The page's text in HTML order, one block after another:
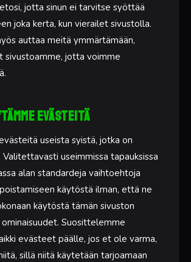
jotta sinun ei tarvitse syöttää
joka kerta, kun vierailet sivustolla.
auttaa meitä ymmärtämään,
sivustoamme, jotta voimme
evästeitä
useista syistä, jotka on
useimmissa tapauksissa
alan standardeja vaihtoehtoja
käytöstä ilman, että ne
käytöstä tämän sivuston
Suosittelemme
evästeet päälle, jos et ole varma,
sillä niitä käytetään tarjoamaan